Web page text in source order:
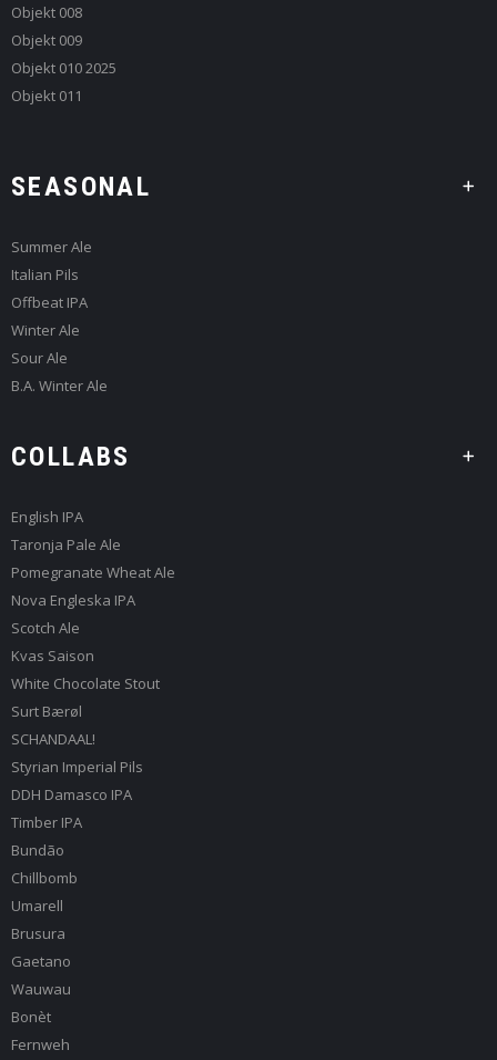
Objekt 008
Objekt 009
Objekt 010 2025
Objekt 011
SEASONAL
Summer Ale
Italian Pils
Offbeat IPA
Winter Ale
Sour Ale
B.A. Winter Ale
COLLABS
English IPA
Taronja Pale Ale
Pomegranate Wheat Ale
Nova Engleska IPA
Scotch Ale
Kvas Saison
White Chocolate Stout
Surt Bærøl
SCHANDAAL!
Styrian Imperial Pils
DDH Damasco IPA
Timber IPA
Bundão
Chillbomb
Umarell
Brusura
Gaetano
Wauwau
Bonèt
Fernweh